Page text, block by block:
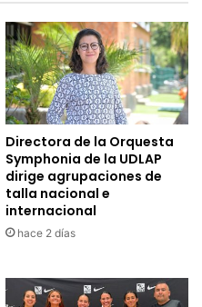
Directora de la Orquesta
Symphonia de la UDLAP
dirige agrupaciones de
talla nacional e
internacional
hace 2 días